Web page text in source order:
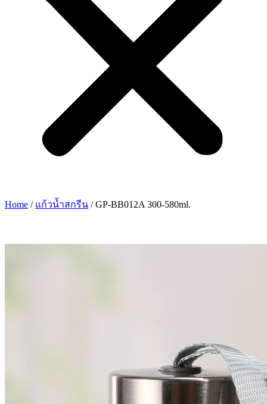
Home / แก้วน้ำสกรีน / GP-BB012A 300-580ml.